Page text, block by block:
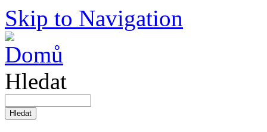
Skip to Navigation
Hledat